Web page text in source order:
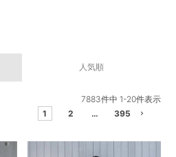
人気順
7883件中 1-20件表示
1
2 … 395